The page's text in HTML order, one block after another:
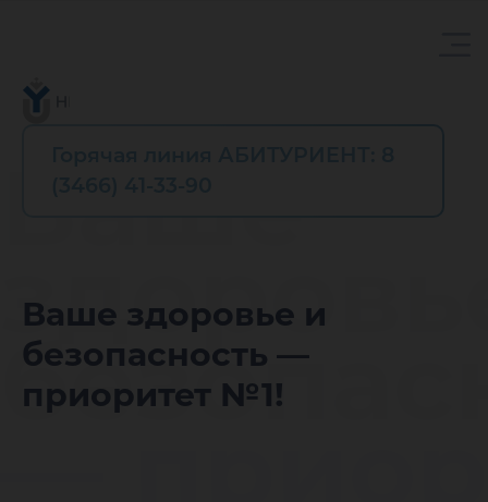
Ваше здоровье и
безопасность —
приоритет №1!